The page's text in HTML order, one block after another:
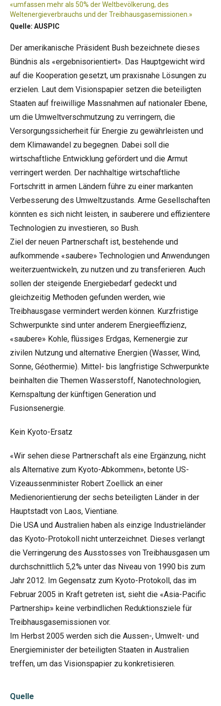
«umfassen mehr als 50% der Weltbevölkerung, des
Weltenergieverbrauchs und der Treibhausgasemissionen.»
Quelle: AUSPIC
Der amerikanische Präsident Bush bezeichnete dieses
Bündnis als «ergebnisorientiert». Das Hauptgewicht wird
auf die Kooperation gesetzt, um praxisnahe Lösungen zu
erzielen. Laut dem Visionspapier setzen die beteiligten
Staaten auf freiwillige Massnahmen auf nationaler Ebene,
um die Umweltverschmutzung zu verringern, die
Versorgungssicherheit für Energie zu gewährleisten und
dem Klimawandel zu begegnen. Dabei soll die
wirtschaftliche Entwicklung gefördert und die Armut
verringert werden. Der nachhaltige wirtschaftliche
Fortschritt in armen Ländern führe zu einer markanten
Verbesserung des Umweltzustands. Arme Gesellschaften
könnten es sich nicht leisten, in sauberere und effizientere
Technologien zu investieren, so Bush.
Ziel der neuen Partnerschaft ist, bestehende und
aufkommende «saubere» Technologien und Anwendungen
weiterzuentwickeln, zu nutzen und zu transferieren. Auch
sollen der steigende Energiebedarf gedeckt und
gleichzeitig Methoden gefunden werden, wie
Treibhausgase vermindert werden können. Kurzfristige
Schwerpunkte sind unter anderem Energieeffizienz,
«saubere» Kohle, flüssiges Erdgas, Kernenergie zur
zivilen Nutzung und alternative Energien (Wasser, Wind,
Sonne, Géothermie). Mittel- bis langfristige Schwerpunkte
beinhalten die Themen Wasserstoff, Nanotechnologien,
Kernspaltung der künftigen Generation und
Fusionsenergie.
Kein Kyoto-Ersatz
«Wir sehen diese Partnerschaft als eine Ergänzung, nicht
als Alternative zum Kyoto-Abkommen», betonte US-
Vizeaussenminister Robert Zoellick an einer
Medienorientierung der sechs beteiligten Länder in der
Hauptstadt von Laos, Vientiane.
Die USA und Australien haben als einzige Industrieländer
das Kyoto-Protokoll nicht unterzeichnet. Dieses verlangt
die Verringerung des Ausstosses von Treibhausgasen um
durchschnittlich 5,2% unter das Niveau von 1990 bis zum
Jahr 2012. Im Gegensatz zum Kyoto-Protokoll, das im
Februar 2005 in Kraft getreten ist, sieht die «Asia-Pacific
Partnership» keine verbindlichen Reduktionsziele für
Treibhausgasemissionen vor.
Im Herbst 2005 werden sich die Aussen-, Umwelt- und
Energieminister der beteiligten Staaten in Australien
treffen, um das Visionspapier zu konkretisieren.
Quelle